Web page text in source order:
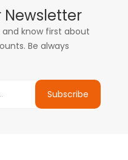
Newsletter
know first about
Be always
Subscribe